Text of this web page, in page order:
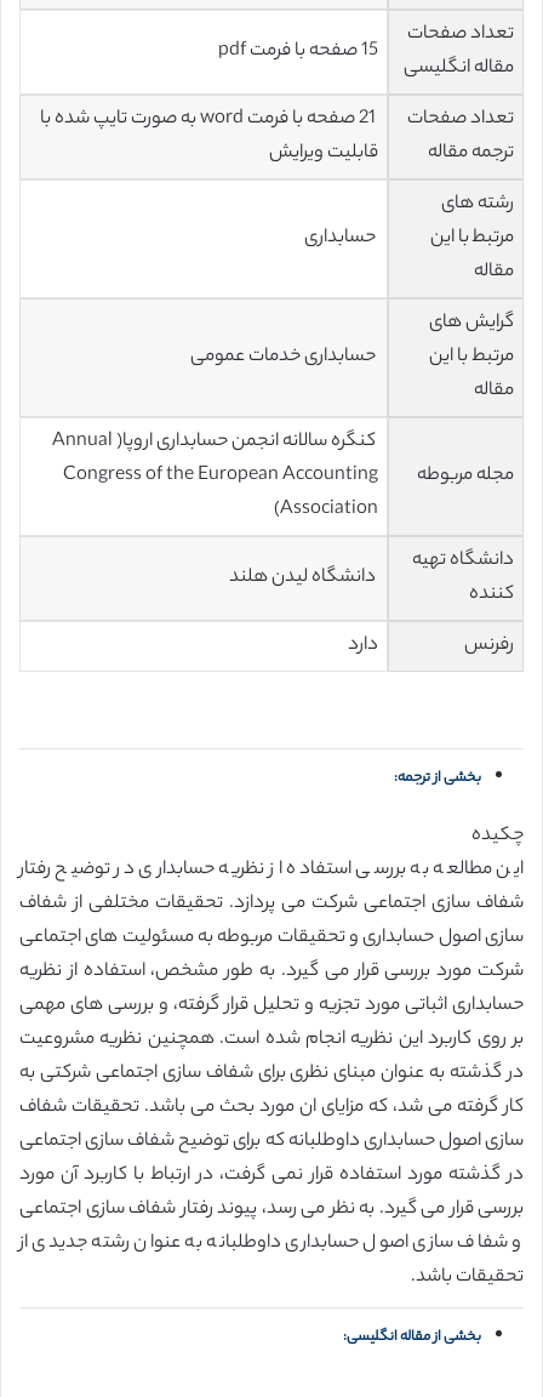
تعداد صفحات
مقاله انگلیسی
15 صفحه با فرمت pdf
تعداد صفحات
ترجمه مقاله
21 صفحه با فرمت word به صورت تایپ شده با
قابلیت ویرایش
رشته های
مرتبط با این
مقاله
حسابداری
گرایش های
مرتبط با این
مقاله
حسابداری خدمات عمومی
مجله مربوطه
کنگره سالانه انجمن حسابداری اروپا( Annual
Congress of the European Accounting
Association)
دانشگاه تهیه
کننده
دانشگاه لیدن هلند
رفرنس دارد
بخشی از ترجمه:
چکیده
این مطالعه به بررسی استفاده از نظریه حسابداری در توضیح رفتار
شفاف سازی اجتماعی شرکت می پردازد. تحقیقات مختلفی از شفاف
سازی اصول حسابداری و تحقیقات مربوطه به مسئولیت های اجتماعی
شرکت مورد بررسی قرار می گیرد. به طور مشخص، استفاده از نظریه
حسابداری اثباتی مورد تجزیه و تحلیل قرار گرفته، و بررسی های مهمی
بر روی کاربرد این نظریه انجام شده است. همچنین نظریه مشروعیت
در گذشته به عنوان مبنای نظری برای شفاف سازی اجتماعی شرکتی به
کار گرفته می شد، که مزایای ان مورد بحث می باشد. تحقیقات شفاف
سازی اصول حسابداری داوطلبانه که برای توضیح شفاف سازی اجتماعی
در گذشته مورد استفاده قرار نمی گرفت، در ارتباط با کاربرد آن مورد
بررسی قرار می گیرد. به نظر می رسد، پیوند رفتار شفاف سازی اجتماعی
و شفاف سازی اصول حسابداری داوطلبانه به عنوان رشته جدیدی از
تحقیقات باشد.
بخشی از مقاله انگلیسی: